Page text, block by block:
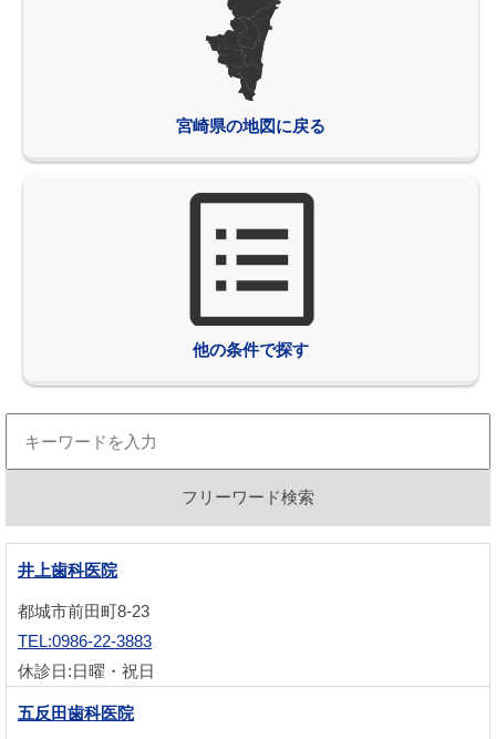
宮崎県の地図に戻る
他の条件で探す
井上歯科医院
都城市前田町8-23
TEL:0986-22-3883
休診日:日曜・祝日
五反田歯科医院